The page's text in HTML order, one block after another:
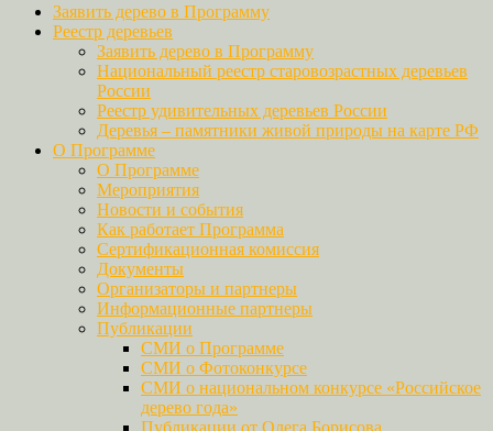
Заявить дерево в Программу
Реестр деревьев
Заявить дерево в Программу
Национальный реестр старовозрастных деревьев
России
Реестр удивительных деревьев России
Деревья – памятники живой природы на карте РФ
О Программе
О Программе
Мероприятия
Новости и события
Как работает Программа
Сертификационная комиссия
Документы
Организаторы и партнеры
Информационные партнеры
Публикации
СМИ о Программе
СМИ о Фотоконкурсе
СМИ о национальном конкурсе «Российское
дерево года»
Публикации от Олега Борисова